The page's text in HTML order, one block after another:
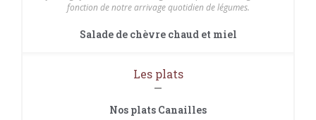
fonction de notre arrivage quotidien de légumes.
Salade de chèvre chaud et miel
Les plats
Nos plats Canailles